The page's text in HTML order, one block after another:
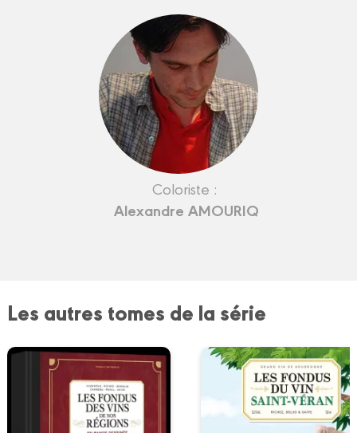
Coloriste :
Alexandre AMOURIQ
Les autres tomes de la série